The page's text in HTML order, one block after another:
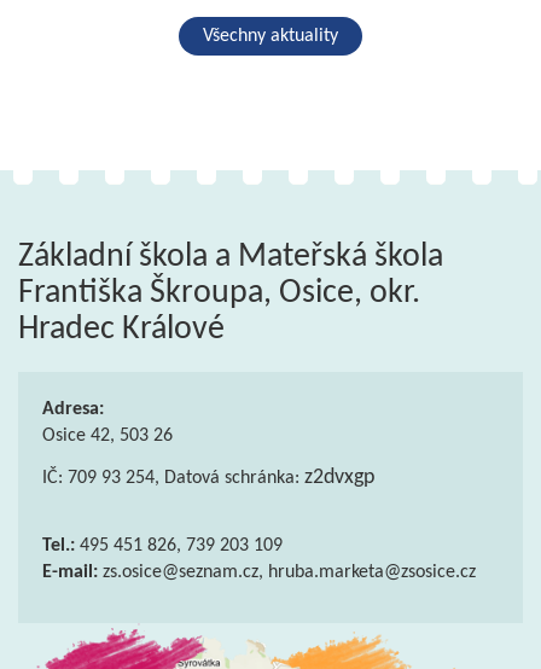
Všechny aktuality
Základní škola a Mateřská škola
Františka Škroupa, Osice, okr.
Hradec Králové
Adresa:
Osice 42, 503 26
IČ: 709 93 254, Datová schránka: z2dvxgp
Tel.: 495 451 826, 739 203 109
E-mail: zs.osice@seznam.cz, hruba.marketa@zsosice.cz